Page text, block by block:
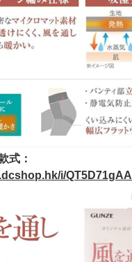
式：
i/QT5D71gAA